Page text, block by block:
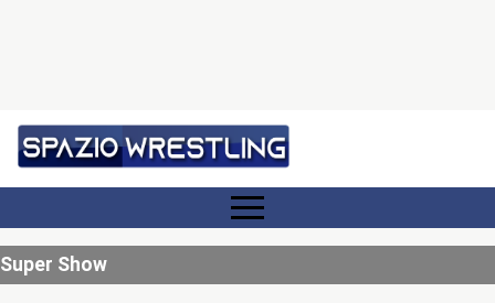
Super Show